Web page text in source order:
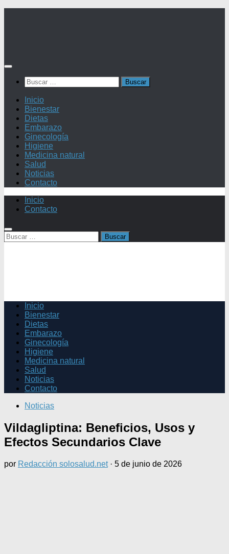
Buscar:
Inicio
Bienestar
Dietas
Embarazo
Ginecología
Higiene
Medicina natural
Salud
Noticias
Contacto
Inicio
Contacto
Buscar:
Inicio
Bienestar
Dietas
Embarazo
Ginecología
Higiene
Medicina natural
Salud
Noticias
Contacto
Noticias
Vildagliptina: Beneficios, Usos y
Efectos Secundarios Clave
por Redacción solosalud.net · 5 de junio de 2026